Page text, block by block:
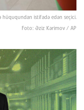
hüququndan istifadə edən seçici.
Foto: Əziz Kərimov / AP